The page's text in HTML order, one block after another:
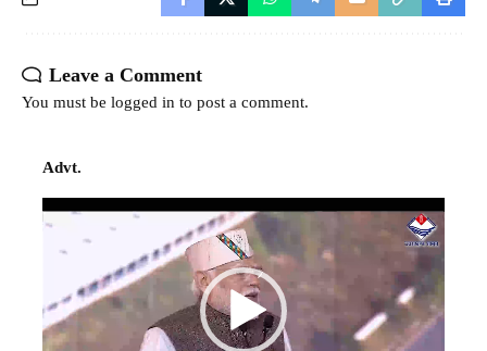
Leave a Comment
You must be logged in to post a comment.
Advt.
Video